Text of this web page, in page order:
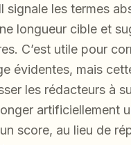
signale les termes
longueur cible et
C’est utile pour
évidentes, mais
les rédacteurs à
artificiellement
score, au lieu de